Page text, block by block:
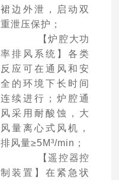
裙边外泄，启动双
重泄压保护；
【炉腔大功
率排风系统】各类
反应可在通风和安
全的环境下长时间
连续进行；炉腔通
风采用耐酸蚀，大
风量离心式风机，
排风量≥5M³/min；
【遥控器控
制装置】在紧急状